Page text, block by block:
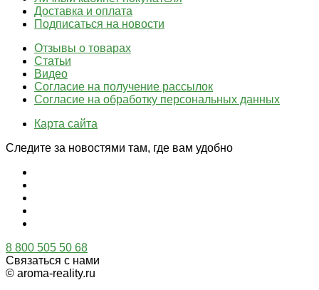
Доставка и оплата
Подписаться на новости
Отзывы о товарах
Статьи
Видео
Согласие на получение рассылок
Согласие на обработку персональных данных
Карта сайта
Следите за новостями там, где вам удобно
8 800 505 50 68
Связаться с нами
© aroma-reality.ru